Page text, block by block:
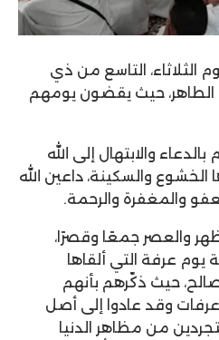
الثلاثاء، التاسع من ذي
حيث يقضون يومهم
والابتهال إلى الله
والسكينة، داعين الله
والمغفرة والرحمة.
والعصر جمعًا وقصرًا،
عرفة التي ألقاها
حيث ذكّرهم بأنهم
وقد عادوا إلى أصل
من مظاهر الدنيا